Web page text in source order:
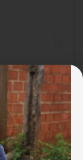
| Mundo